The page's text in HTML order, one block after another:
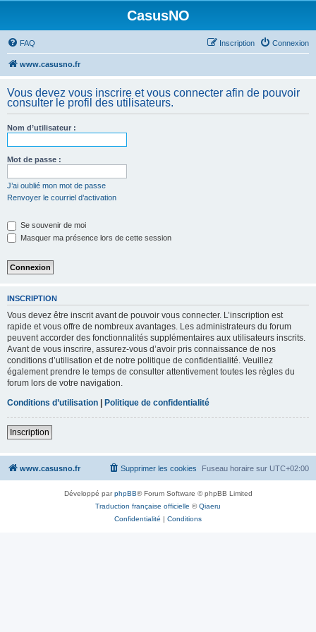
CasusNO
FAQ Connexion
Inscription
www.casusno.fr
Vous devez vous inscrire et vous connecter afin de pouvoir
consulter le profil des utilisateurs.
Nom d’utilisateur :
Mot de passe :
J’ai oublié mon mot de passe
Renvoyer le courriel d’activation
Se souvenir de moi
Masquer ma présence lors de cette session
INSCRIPTION
Vous devez être inscrit avant de pouvoir vous connecter. L’inscription est
rapide et vous offre de nombreux avantages. Les administrateurs du forum
peuvent accorder des fonctionnalités supplémentaires aux utilisateurs inscrits.
Avant de vous inscrire, assurez-vous d’avoir pris connaissance de nos
conditions d’utilisation et de notre politique de confidentialité. Veuillez
également prendre le temps de consulter attentivement toutes les règles du
forum lors de votre navigation.
Conditions d’utilisation | Politique de confidentialité
Inscription
www.casusno.fr Fuseau horaire sur UTC+02:00
Supprimer les cookies
Développé parphpBB® Forum Software © phpBB Limited
Traduction française officielle ©Qiaeru
Confidentialité | Conditions